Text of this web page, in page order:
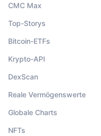
CMC Max
Top-Storys
Bitcoin-ETFs
Krypto-API
DexScan
Reale Vermögenswerte
Globale Charts
NFTs